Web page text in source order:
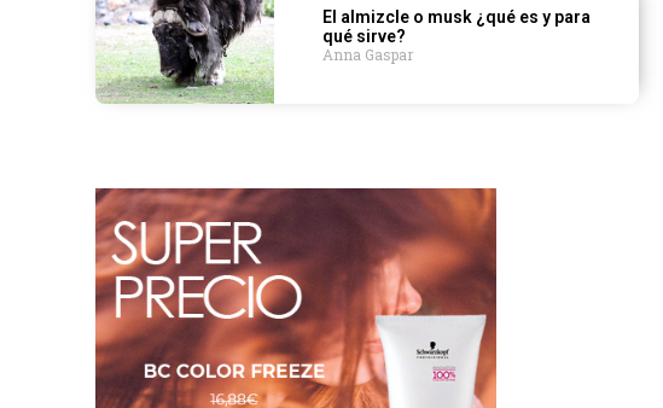
El almizcle o musk ¿qué es y para
qué sirve?
Anna Gaspar